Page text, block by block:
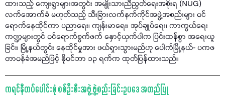
ထားသည့် ကျေးရွာများအတွင်း အမျိုးသားညီညွတ်ရေးအစိုးရ (NUG)
လက်အောက်ခံ မဟုတ်သည့် သီးခြားလက်နက်ကိုင်အဖွဲ့အစည်းများ ဝင်
ရောက်နေထိုင်ကာ ပညာရေး၊ ကျန်းမာရေး၊ အုပ်ချုပ်ရေး၊ ကာကွယ်ရေး
ကဏ္ဍများတွင် ဝင်ရောက်စွက်ဖက် နှောင့်ယှက်ပါက ပြင်းထန်စွာ အရေးယူ
ခြင်း၊ မြို့နယ်တွင်း နေထိုင်မှုအား ဖယ်ရှားသွားမည်ဟု ပေါက်မြို့နယ်- ပကဖ
တာဝန်ခံအမည်ဖြင့် နိုဝင်ဘာ ၁၃ ရက်က ထုတ်ပြန်ထားသည်။
ကရင်နီတပ်ပေါင်းစုံ စစ်ဦးစီးအဖွဲ့ ဖွဲ့စည်းခြင်းဥပဒေ အတည်ပြု